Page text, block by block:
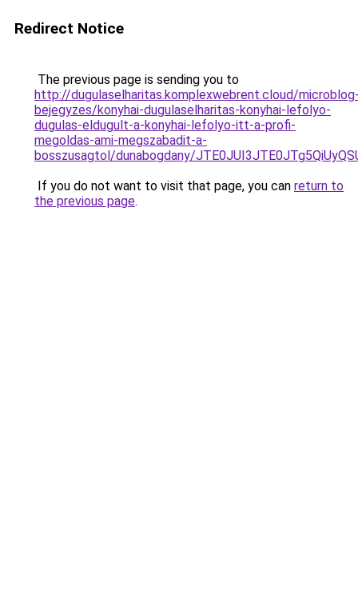
Redirect Notice
The previous page is sending you to
http://dugulaselharitas.komplexwebrent.cloud/
bejegyzes/konyhai-dugulaselharitas-konyhai-lefolyo-
dugulas-eldugult-a-konyhai-lefolyo-itt-a-profi-
megoldas-ami-megszabadit-a-
bosszusagtol/dunabogdany/
If you do not want to visit that page, you can return to
the previous page.